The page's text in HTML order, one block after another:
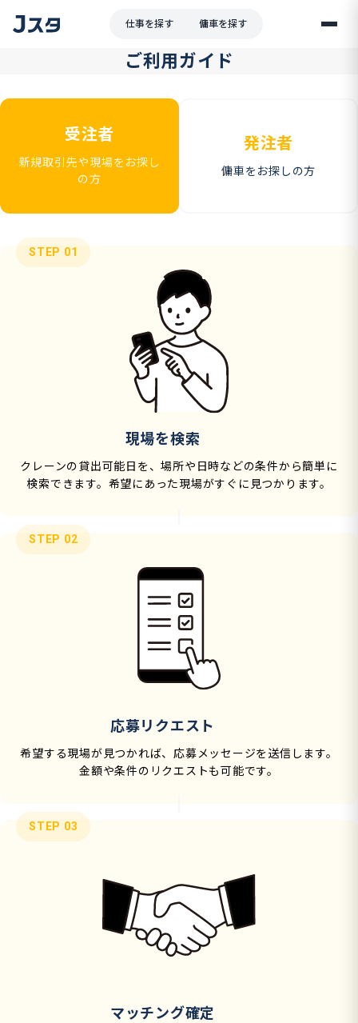
仕事を探す 傭車を探す
ご利用ガイド
受注者
新規取引先や現場をお探し
の方
発注者
傭車をお探しの方
STEP 01
現場を検索
クレーンの貸出可能日を、場所や日時などの条件から簡単に
検索できます。希望にあった現場がすぐに見つかります。
STEP 02
応募リクエスト
希望する現場が見つかれば、応募メッセージを送信します。
金額や条件のリクエストも可能です。
STEP 03
マッチング確定